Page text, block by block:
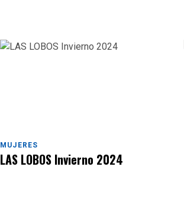
MUJERES
LAS LOBOS Invierno 2024